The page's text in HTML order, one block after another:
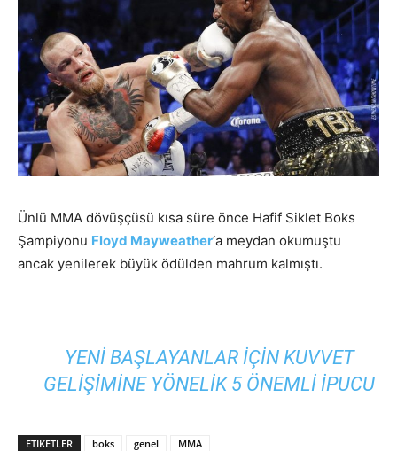
Ünlü MMA dövüşçüsü kısa süre önce Hafif Siklet Boks
Şampiyonu Floyd Mayweather‘a meydan okumuştu
ancak yenilerek büyük ödülden mahrum kalmıştı.
YENI BAŞLAYANLAR İÇIN KUVVET
GELIŞIMINE YÖNELIK 5 ÖNEMLI İPUCU
ETIKETLER boks genel MMA